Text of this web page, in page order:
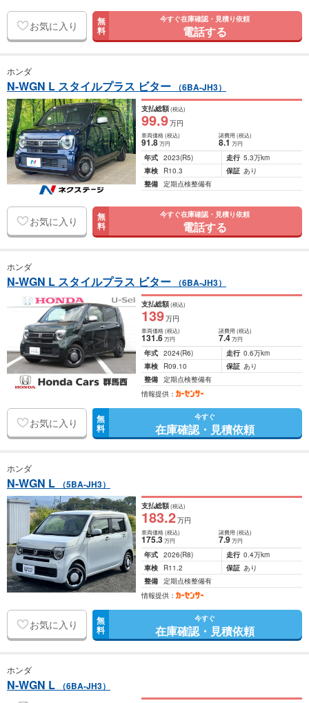
お気に入り 無
料
今すぐ在庫確認・見積り依頼
電話する
ホンダ
N-WGN L スタイルプラス ビター （6BA-JH3）
支払総額(税込)
99.9万円
車両価格(税込)
91.8万円
諸費用 (税込)
8.1 万円
年式 2023(R5) 走行 5.3万km
車検
R10.3 保証 あり
整備 定期点検整備有
お気に入り 無
料
今すぐ在庫確認・見積り依頼
電話する
ホンダ
N-WGN L スタイルプラス ビター （6BA-JH3）
支払総額(税込)
139万円
車両価格(税込)
131.6万円
諸費用 (税込)
7.4 万円
年式 2024(R6) 走行 0.6万km
車検
R09.10 保証 あり
整備 定期点検整備有
情報提供：
お気に入り 無
料
今すぐ
在庫確認・見積依頼
ホンダ
N-WGN L （5BA-JH3）
支払総額(税込)
183.2万円
車両価格(税込)
175.3万円
諸費用 (税込)
7.9 万円
年式 2026(R8) 走行 0.4万km
車検
R11.2 保証 あり
整備 定期点検整備有
情報提供：
お気に入り 無
料
今すぐ
在庫確認・見積依頼
ホンダ
N-WGN L （6BA-JH3）